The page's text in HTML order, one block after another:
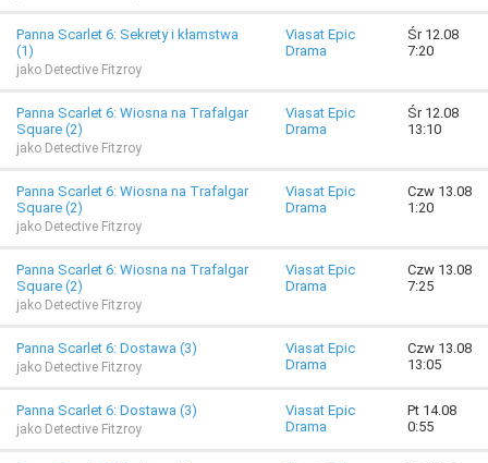
Panna Scarlet 6: Sekrety i kłamstwa
(1)
jako Detective Fitzroy
Viasat Epic
Drama
Śr 12.08
7:20
Panna Scarlet 6: Wiosna na Trafalgar
Square (2)
jako Detective Fitzroy
Viasat Epic
Drama
Śr 12.08
13:10
Panna Scarlet 6: Wiosna na Trafalgar
Square (2)
jako Detective Fitzroy
Viasat Epic
Drama
Czw 13.08
1:20
Panna Scarlet 6: Wiosna na Trafalgar
Square (2)
jako Detective Fitzroy
Viasat Epic
Drama
Czw 13.08
7:25
Panna Scarlet 6: Dostawa (3)
jako Detective Fitzroy
Viasat Epic
Drama
Czw 13.08
13:05
Panna Scarlet 6: Dostawa (3)
jako Detective Fitzroy
Viasat Epic
Drama
Pt 14.08
0:55